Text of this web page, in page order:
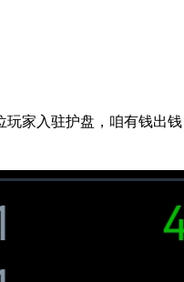
家入驻护盘，咱有钱出